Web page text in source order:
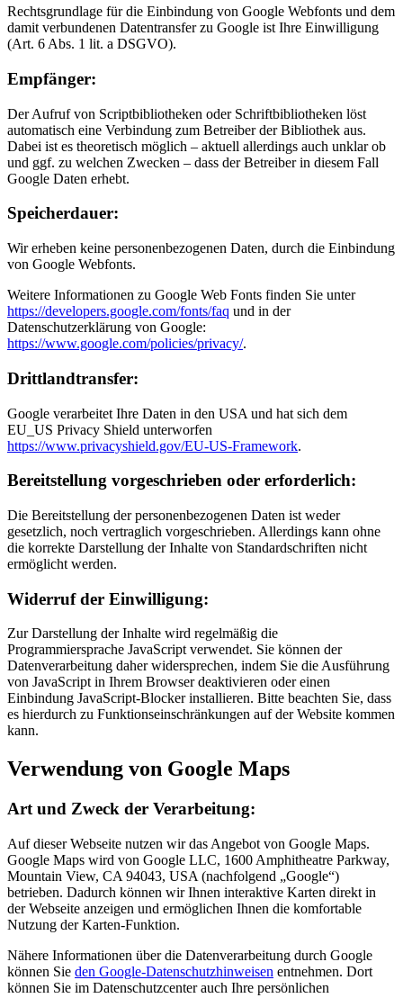
Rechtsgrundlage für die Einbindung von Google Webfonts und dem
damit verbundenen Datentransfer zu Google ist Ihre Einwilligung
(Art. 6 Abs. 1 lit. a DSGVO).
Empfänger:
Der Aufruf von Scriptbibliotheken oder Schriftbibliotheken löst
automatisch eine Verbindung zum Betreiber der Bibliothek aus.
Dabei ist es theoretisch möglich – aktuell allerdings auch unklar ob
und ggf. zu welchen Zwecken – dass der Betreiber in diesem Fall
Google Daten erhebt.
Speicherdauer:
Wir erheben keine personenbezogenen Daten, durch die Einbindung
von Google Webfonts.
Weitere Informationen zu Google Web Fonts finden Sie unter
https://developers.google.com/fonts/faq und in der
Datenschutzerklärung von Google:
https://www.google.com/policies/privacy/.
Drittlandtransfer:
Google verarbeitet Ihre Daten in den USA und hat sich dem
EU_US Privacy Shield unterworfen
https://www.privacyshield.gov/EU-US-Framework.
Bereitstellung vorgeschrieben oder erforderlich:
Die Bereitstellung der personenbezogenen Daten ist weder
gesetzlich, noch vertraglich vorgeschrieben. Allerdings kann ohne
die korrekte Darstellung der Inhalte von Standardschriften nicht
ermöglicht werden.
Widerruf der Einwilligung:
Zur Darstellung der Inhalte wird regelmäßig die
Programmiersprache JavaScript verwendet. Sie können der
Datenverarbeitung daher widersprechen, indem Sie die Ausführung
von JavaScript in Ihrem Browser deaktivieren oder einen
Einbindung JavaScript-Blocker installieren. Bitte beachten Sie, dass
es hierdurch zu Funktionseinschränkungen auf der Website kommen
kann.
Verwendung von Google Maps
Art und Zweck der Verarbeitung:
Auf dieser Webseite nutzen wir das Angebot von Google Maps.
Google Maps wird von Google LLC, 1600 Amphitheatre Parkway,
Mountain View, CA 94043, USA (nachfolgend „Google“)
betrieben. Dadurch können wir Ihnen interaktive Karten direkt in
der Webseite anzeigen und ermöglichen Ihnen die komfortable
Nutzung der Karten-Funktion.
Nähere Informationen über die Datenverarbeitung durch Google
können Sie den Google-Datenschutzhinweisen entnehmen. Dort
können Sie im Datenschutzcenter auch Ihre persönlichen